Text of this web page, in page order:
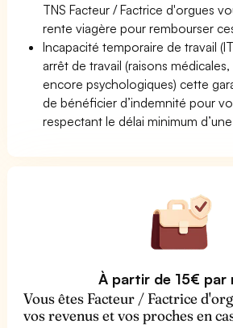
TNS Facteur / Factrice d'orgues
rente viagère pour rembourser
Incapacité temporaire de travail
arrêt de travail (raisons
encore psychologiques) cette
de bénéficier d’indemnité pour
respectant le délai minimum
À partir de 15€ par
Vous êtes Facteur / Factrice
vos revenus et vos proches en